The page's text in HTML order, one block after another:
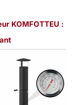
KOMFOTTEU :